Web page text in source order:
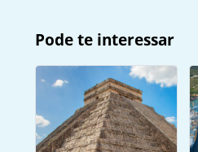
Pode te interessar